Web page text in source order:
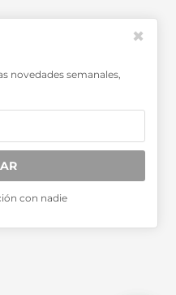
>>
novedades semanales,
con nadie
✖